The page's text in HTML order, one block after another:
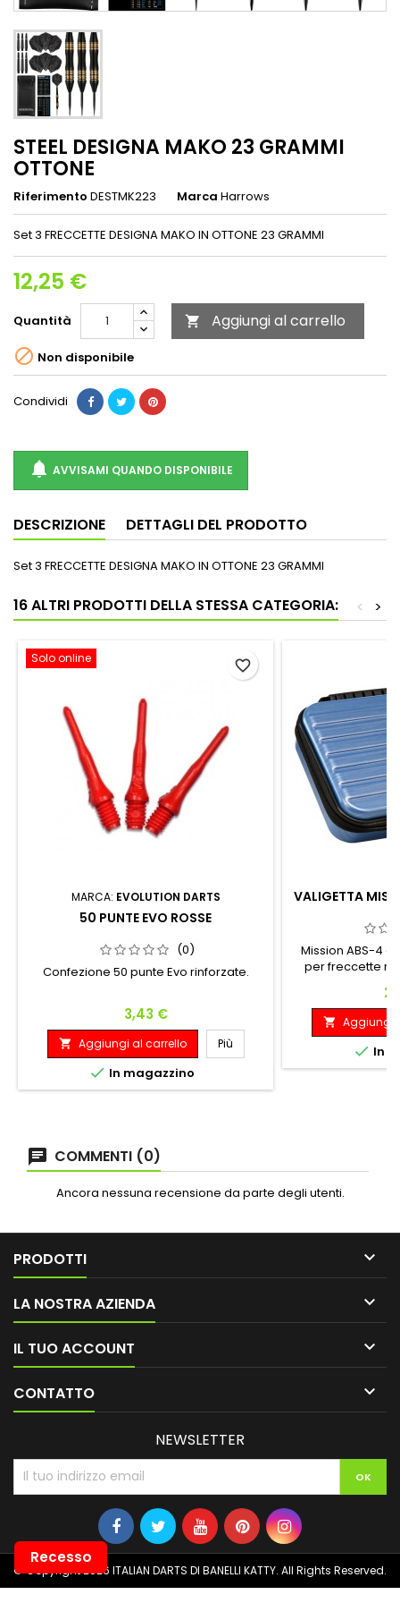
STEEL DESIGNA MAKO 23 GRAMMI
OTTONE
Riferimento DESTMK223 Marca Harrows
Set 3 FRECCETTE DESIGNA MAKO IN OTTONE 23 GRAMMI
12,25 €
Quantità  Aggiungi al carrello
 Non disponibile
Condividi
 AVVISAMI QUANDO DISPONIBILE
DESCRIZIONE DETTAGLI DEL PRODOTTO
Set 3 FRECCETTE DESIGNA MAKO IN OTTONE 23 GRAMMI
16 ALTRI PRODOTTI DELLA STESSA CATEGORIA: >
<
Solo online
MARCA: EVOLUTION DARTS
50 PUNTE EVO ROSSE
(0)
Confezione 50 punte Evo rinforzate.
Prezzo
3,43 €
 Aggiungi al carrello Più
 In magazzino
favorite_border
VALIGETTA
Mission ABS-4
per freccette
inserto in
elasticizzato,
sicurezza
 Aggiungi
 In
COMMENTI (0)
Ancora nessuna recensione da parte degli utenti.
PRODOTTI 
LA NOSTRA AZIENDA 
IL TUO ACCOUNT 
CONTATTO 
NEWSLETTER
© Copyright 2026 ITALIAN DARTS DI BANELLI KATTY. All Rights Reserved.
Recesso